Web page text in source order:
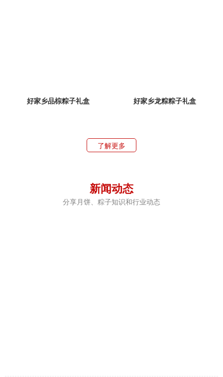
好家乡品棕粽子礼盒 好家乡龙粽粽子礼盒
了解更多
新闻动态
分享月饼、粽子知识和行业动态